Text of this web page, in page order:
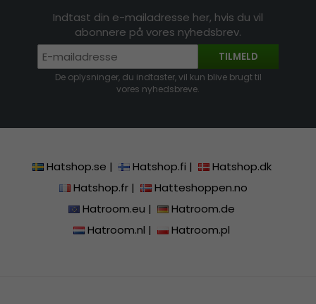
Indtast din e-mailadresse her, hvis du vil
abonnere på vores nyhedsbrev.
TILMELD
De oplysninger, du indtaster, vil kun blive brugt til
vores nyhedsbreve.
Hatshop.se | Hatshop.fi |
Hatshop.dk
Hatshop.fr|
Hatteshoppen.no
Hatroom.eu |
Hatroom.de
Hatroom.nl | Hatroom.pl